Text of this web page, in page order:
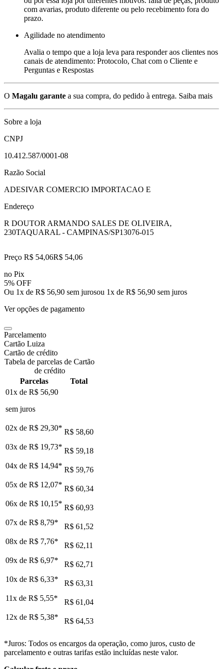
com avarias, produto diferente ou pelo recebimento fora do
prazo.
Agilidade no atendimento
Avalia o tempo que a loja leva para responder aos clientes nos
canais de atendimento: Protocolo, Chat com o Cliente e
Perguntas e Respostas
O Magalu garante a sua compra, do pedido à entrega. Saiba mais
Sobre a loja
CNPJ
10.412.587/0001-08
Razão Social
ADESIVAR COMERCIO IMPORTACAO E
Endereço
R DOUTOR ARMANDO SALES DE OLIVEIRA,
230TAQUARAL - CAMPINAS/SP13076-015
Preço R$ 54,06R$ 54,06
no Pix
5% OFF
Ou 1x de R$ 56,90 sem jurosou 1x de R$ 56,90 sem juros
Ver opções de pagamento
Parcelamento
Cartão Luiza
Cartão de crédito
Tabela de parcelas de Cartão
de crédito
Parcelas
Total
01x de R$ 56,90
sem juros
02x de R$ 29,30* R$ 58,60
03x de R$ 19,73* R$ 59,18
04x de R$ 14,94* R$ 59,76
05x de R$ 12,07* R$ 60,34
06x de R$ 10,15* R$ 60,93
07x de R$ 8,79*
R$ 61,52
08x de R$ 7,76*
R$ 62,11
09x de R$ 6,97*
R$ 62,71
10x de R$ 6,33*
R$ 63,31
11x de R$ 5,55*
R$ 61,04
12x de R$ 5,38* R$ 64,53
*Juros: Todos os encargos da operação, como juros, custo de
parcelamento e outras tarifas estão incluídas neste valor.